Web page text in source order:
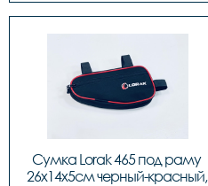
Сумка Lorak 465 под раму
26х14х5см черный-красный,